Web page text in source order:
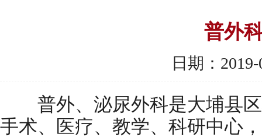
普外
日期：
普外、泌尿外科是大埔县区
手术、医疗、教学、科研中心